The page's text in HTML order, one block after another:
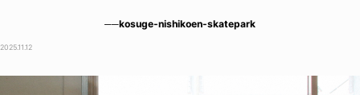
──kosuge-nishikoen-skatepark
2025.11.12